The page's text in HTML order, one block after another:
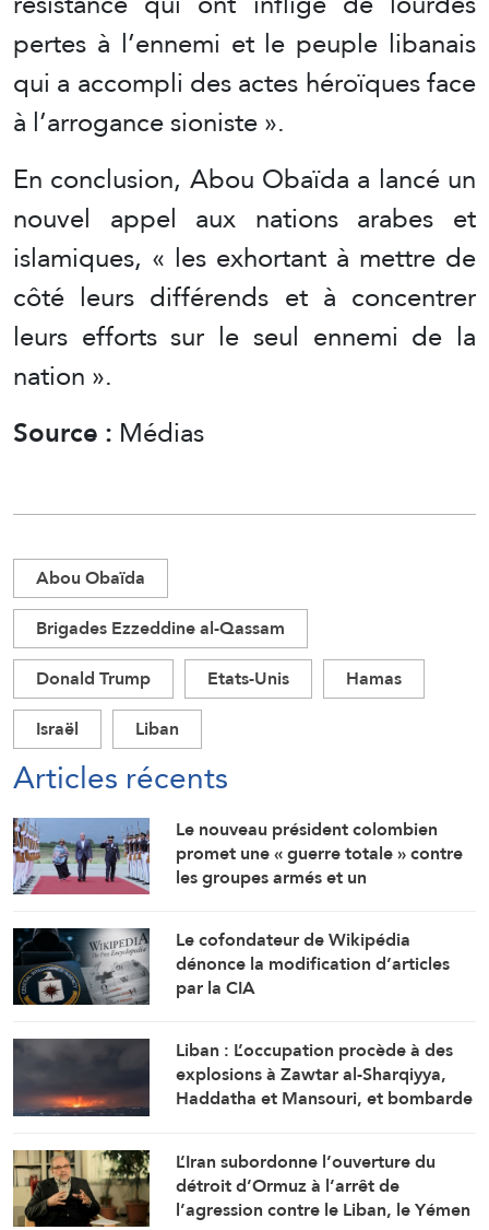
pertes à l’ennemi et le peuple libanais
qui a accompli des actes héroïques face
à l’arrogance sioniste ».
En conclusion, Abou Obaïda a lancé un
nouvel appel aux nations arabes et
islamiques, « les exhortant à mettre de
côté leurs différends et à concentrer
leurs efforts sur le seul ennemi de la
nation ».
Source : Médias
Abou Obaïda
Brigades Ezzeddine al-Qassam
Donald Trump
Etats-Unis
Hamas
Israël
Liban
Articles récents
Le nouveau président colombien
promet une « guerre totale » contre
les groupes armés et un
Washington
Le cofondateur de Wikipédia
dénonce la modification d’articles
par la CIA
Liban : L’occupation procède à des
explosions à Zawtar al-Sharqiyya,
Haddatha et Mansouri, et bombarde
L’Iran subordonne l’ouverture du
détroit d’Ormuz à l’arrêt de
l’agression contre le Liban, le Yémen